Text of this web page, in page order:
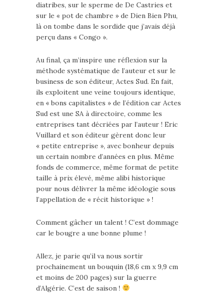
diatribes, sur le sperme de De Castries et
sur le « pot de chambre » de Dien Bien Phu,
là on tombe dans le sordide que j’avais déjà
perçu dans « Congo ».
Au final, ça m’inspire une réflexion sur la
méthode systématique de l’auteur et sur le
business de son éditeur, Actes Sud. En fait,
ils exploitent une veine toujours identique,
en « bons capitalistes » de l’édition car Actes
Sud est une SA à directoire, comme les
entreprises tant décriées par l’auteur ! Eric
Vuillard et son éditeur gèrent donc leur
« petite entreprise », avec bonheur depuis
un certain nombre d’années en plus. Même
fonds de commerce, même format de petite
taille à prix élevé, même alibi historique
pour nous délivrer la même idéologie sous
l’appellation de « récit historique » !
Comment gâcher un talent ! C’est dommage
car le bougre a une bonne plume !
Allez, je parie qu’il va nous sortir
prochainement un bouquin (18,6 cm x 9,9 cm
et moins de 200 pages) sur la guerre
d’Algérie. C’est de saison !